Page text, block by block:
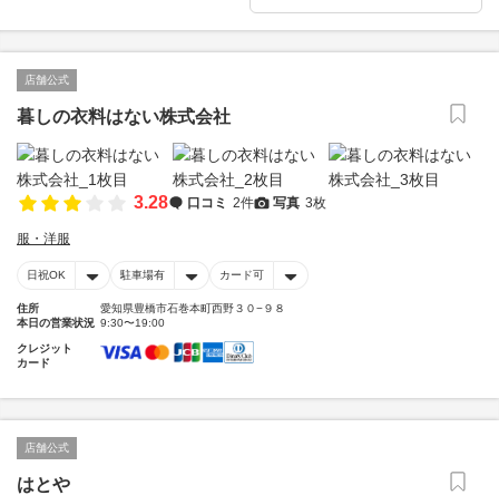
店舗公式
暮しの衣料はない株式会社
3.28 口コミ 2件 写真 3枚
服・洋服
日祝OK 駐車場有 カード可
住所
愛知県豊橋市石巻本町西野３０−９８
本日の営業状況 9:30〜19:00
クレジット
カード
店舗公式
はとや